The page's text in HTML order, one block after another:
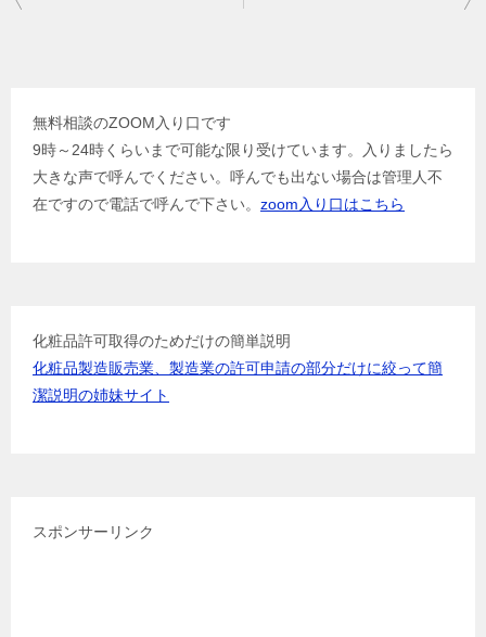
無料相談のZOOM入り口です
9時～24時くらいまで可能な限り受けています。入りましたら
大きな声で呼んでください。呼んでも出ない場合は管理人不
在ですので電話で呼んで下さい。 zoom入り口はこちら
化粧品許可取得のためだけの簡単説明
化粧品製造販売業、製造業の許可申請の部分だけに絞って簡
潔説明の姉妹サイト
スポンサーリンク